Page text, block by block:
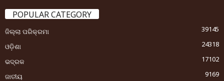
POPULAR CATEGORY
ଜିଲ୍ଲା ପରିକ୍ରମା
39145
ଓଡ଼ିଶା
24318
ଭଦ୍ରକ
17102
ଜାତୀୟ
9169